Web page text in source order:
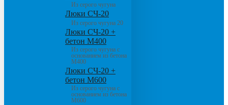
Из серого чугуна
Люки СЧ-20
Из серого чугуна 20
Люки СЧ-20 +
бетон М400
Из серого чугуна с
основанием из бетона
М400
Люки СЧ-20 +
бетон М600
Из серого чугуна с
основанием из бетона
М600